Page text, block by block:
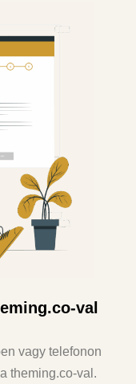
val
vagy telefonon
theming.co-val.